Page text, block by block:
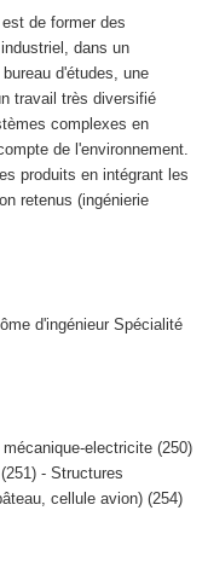
est de former des
dans un
d'études, une
travail très diversifié
complexes en
de l'environnement.
produits en intégrant les
retenus (ingénierie
d'ingénieur Spécialité
electricite (250)
- Structures
cellule avion) (254)